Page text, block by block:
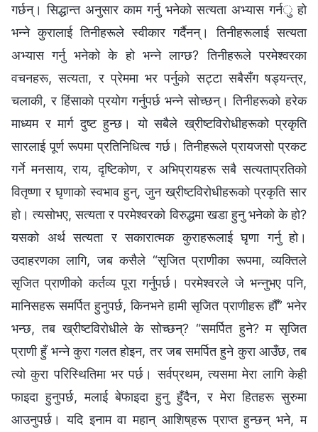
गर्छन्। सिद्धान्त अनुसार काम गर्नु भनेको सत्यता अभ्यास गर्नु हो
भन्‍ने कुरालाई तिनीहरूले स्वीकार गर्दैनन्। तिनीहरूलाई सत्यता
अभ्यास गर्नु भनेको के हो भन्ने लाग्छ? तिनीहरूले परमेश्‍वरका
वचनहरू, सत्यता, र प्रेममा भर पर्नुको सट्टा सबैसँग षड्यन्त्र,
चलाकी, र हिंसाको प्रयोग गर्नुपर्छ भन्‍ने सोच्छन्। तिनीहरूको हरेक
माध्यम र मार्ग दुष्ट हुन्छ। यो सबैले ख्रीष्टविरोधीहरूको प्रकृति
सारलाई पूर्ण रूपमा प्रतिनिधित्व गर्छ। तिनीहरूले प्रायजसो प्रकट
गर्ने मनसाय, राय, दृष्टिकोण, र अभिप्रायहरू सबै सत्यताप्रतिको
वितृष्णा र घृणाको स्वभाव हुन्, जुन ख्रीष्टविरोधीहरूको प्रकृति सार
हो। त्यसोभए, सत्यता र परमेश्‍वरको विरुद्धमा खडा हुनु भनेको के हो?
यसको अर्थ सत्यता र सकारात्मक कुराहरूलाई घृणा गर्नु हो।
उदाहरणका लागि, जब कसैले “सृजित प्राणीका रूपमा, व्यक्तिले
सृजित प्राणीको कर्तव्य पूरा गर्नुपर्छ। परमेश्‍वरले जे भन्‍नुभए पनि,
मानिसहरू समर्पित हुनुपर्छ, किनभने हामी सृजित प्राणीहरू हौँ” भनेर
भन्छ, तब ख्रीष्टविरोधीले के सोच्छन्? “समर्पित हुने? म सृजित
प्राणी हुँ भन्‍ने कुरा गलत होइन, तर जब समर्पित हुने कुरा आउँछ, तब
त्यो कुरा परिस्थितिमा भर पर्छ। सर्वप्रथम, त्यसमा मेरा लागि केही
फाइदा हुनुपर्छ, मलाई बेफाइदा हुनु हुँदैन, र मेरा हितहरू सुरुमा
आउनुपर्छ। यदि इनाम वा महान् आशिष्‌हरू प्राप्त हुन्छन् भने, म